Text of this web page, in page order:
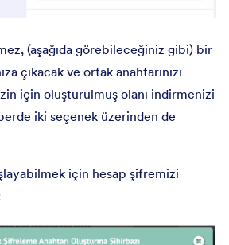
(aşağıda görebileceğiniz gibi) bir
çıkacak ve ortak anahtarınızı
için oluşturulmuş olanı indirmenizi
iki seçenek üzerinden de
için hesap şifremizi